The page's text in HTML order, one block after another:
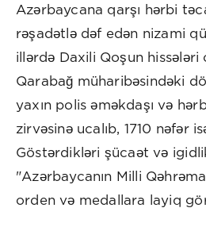
Azərbaycana qarşı hərbi
rəşadətlə dəf edən nizami
illərdə Daxili Qoşun hissələri
Qarabağ müharibəsindəki
yaxın polis əməkdaşı və
zirvəsinə ucalıb, 1710 nəfər
Göstərdikləri şücaət və
"Azərbaycanın Milli
orden və medallara layiq